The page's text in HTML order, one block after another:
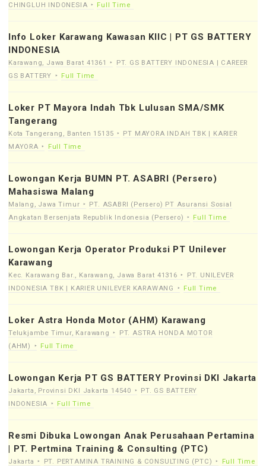
CHINGLUH INDONESIA
Full Time
Info Loker Karawang Kawasan KIIC | PT GS BATTERY
INDONESIA
Karawang, Jawa Barat 41361
PT. GS BATTERY INDONESIA | CAREER
GS BATTERY
Full Time
Loker PT Mayora Indah Tbk Lulusan SMA/SMK
Tangerang
Kota Tangerang, Banten 15135
PT MAYORA INDAH TBK | KARIER
MAYORA
Full Time
Lowongan Kerja BUMN PT. ASABRI (Persero)
Mahasiswa Malang
Malang, Jawa Timur
PT. ASABRI (Persero) PT Asuransi Sosial
Angkatan Bersenjata Republik Indonesia (Persero)
Full Time
Lowongan Kerja Operator Produksi PT Unilever
Karawang
Kec. Karawang Bar., Karawang, Jawa Barat 41316
PT. UNILEVER
INDONESIA TBK | KARIER UNILEVER KARAWANG
Full Time
Loker Astra Honda Motor (AHM) Karawang
Telukjambe Timur, Karawang
PT. ASTRA HONDA MOTOR
(AHM)
Full Time
Lowongan Kerja PT GS BATTERY Provinsi DKI Jakarta
Jakarta, Provinsi DKI Jakarta 14540
PT. GS BATTERY
INDONESIA
Full Time
Resmi Dibuka Lowongan Anak Perusahaan Pertamina
| PT. Pertmina Training & Consulting (PTC)
Jakarta PT. PERTAMINA TRAINING & CONSULTING (PTC) Full Time